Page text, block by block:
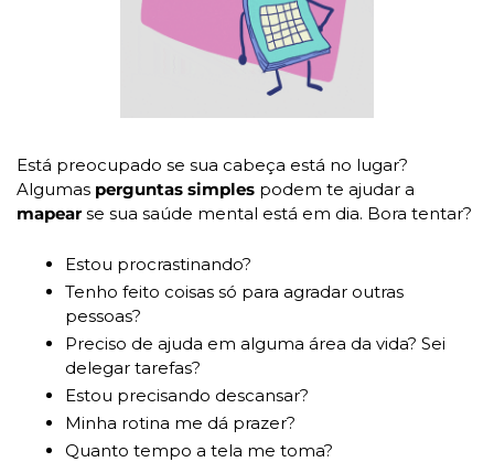
Está preocupado se sua cabeça está no lugar?
Algumas perguntas simples
mapear se sua saúde mental está em dia. Bora tentar?
Estou procrastinando?
Tenho feito coisas só para agradar outras
pessoas?
Preciso de ajuda em alguma área da vida? Sei
delegar tarefas?
Estou precisando descansar?
Minha rotina me dá prazer?
Quanto tempo a tela me toma?